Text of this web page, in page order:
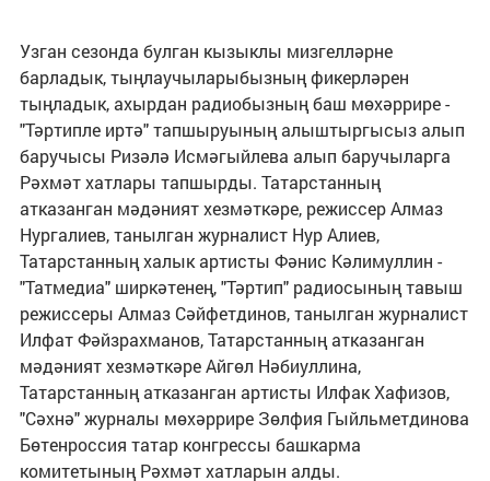
Узган сезонда булган кызыклы мизгелләрне
барладык, тыңлаучыларыбызның фикерләрен
тыңладык, ахырдан радиобызның баш мөхәррире -
"Тәртипле иртә" тапшыруының алыштыргысыз алып
баручысы Ризәлә Исмәгыйлева алып баручыларга
Рәхмәт хатлары тапшырды. Татарстанның
атказанган мәдәният хезмәткәре, режиссер Алмаз
Нургалиев, танылган журналист Нур Алиев,
Татарстанның халык артисты Фәнис Кәлимуллин -
"Татмедиа" ширкәтенең, "Тәртип" радиосының тавыш
режиссеры Алмаз Сәйфетдинов, танылган журналист
Илфат Фәйзрахманов, Татарстанның атказанган
мәдәният хезмәткәре Айгөл Нәбиуллина,
Татарстанның атказанган артисты Илфак Хафизов,
"Сәхнә" журналы мөхәррире Зөлфия Гыйльметдинова
Бөтенроссия татар конгрессы башкарма
комитетының Рәхмәт хатларын алды.